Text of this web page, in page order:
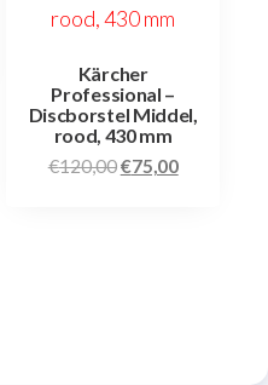
Kärcher
Professional –
Discborstel Middel,
rood, 430 mm
€120,00€75,00